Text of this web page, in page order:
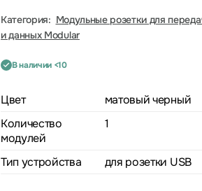
Категория: Модульные розетки для
и данных Modular
В наличии <10
Цвет
матовый черный
Количество
модулей
1
Тип устройства для розетки USB